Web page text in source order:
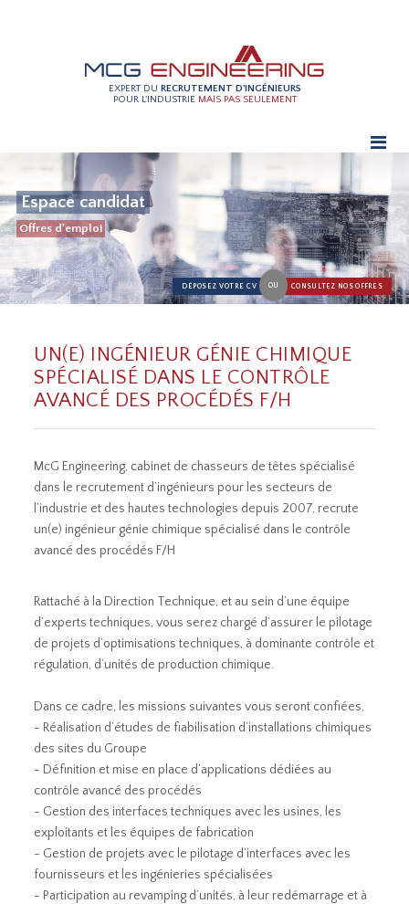
EXPERT DU RECRUTEMENT D'INGÉNIEURS
POUR L'INDUSTRIE MAIS PAS SEULEMENT
Espace candidat
Offres d'emploi
DÉPOSEZ VOTRE CV OU CONSULTEZ NOS OFFRES
UN(E) INGÉNIEUR GÉNIE CHIMIQUE
SPÉCIALISÉ DANS LE CONTRÔLE
AVANCÉ DES PROCÉDÉS F/H
McG Engineering, cabinet de chasseurs de têtes spécialisé
dans le recrutement d’ingénieurs pour les secteurs de
l’industrie et des hautes technologies depuis 2007, recrute
un(e) ingénieur génie chimique spécialisé dans le contrôle
avancé des procédés F/H
Rattaché à la Direction Technique, et au sein d’une équipe
d’experts techniques, vous serez chargé d’assurer le pilotage
de projets d’optimisations techniques, à dominante contrôle et
régulation, d’unités de production chimique.
Dans ce cadre, les missions suivantes vous seront confiées,
- Réalisation d’études de fiabilisation d’installations chimiques
des sites du Groupe
- Définition et mise en place d’applications dédiées au
contrôle avancé des procédés
- Gestion des interfaces techniques avec les usines, les
exploitants et les équipes de fabrication
- Gestion de projets avec le pilotage d’interfaces avec les
fournisseurs et les ingénieries spécialisées
- Participation au revamping d’unités, à leur redémarrage et à